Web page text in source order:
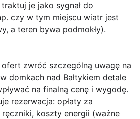
je jako sygnał do
czy w tym miejscu wiatr jest
a teren bywa podmokły).
zwróć szczególną uwagę na
domkach nad Bałtykiem detale
na finalną cenę i wygodę.
rezerwacja: opłaty za
koszty energii (ważne